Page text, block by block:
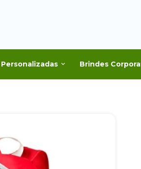
Brindes